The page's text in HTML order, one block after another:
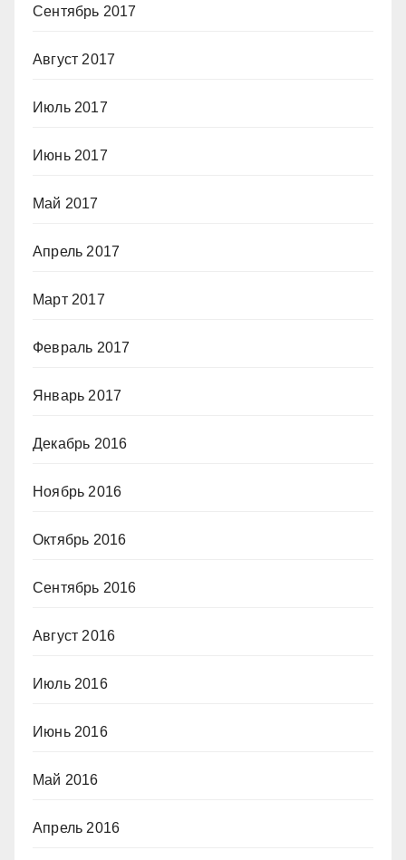
Сентябрь 2017
Август 2017
Июль 2017
Июнь 2017
Май 2017
Апрель 2017
Март 2017
Февраль 2017
Январь 2017
Декабрь 2016
Ноябрь 2016
Октябрь 2016
Сентябрь 2016
Август 2016
Июль 2016
Июнь 2016
Май 2016
Апрель 2016